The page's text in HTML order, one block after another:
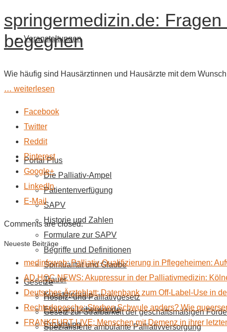
Veranstaltungen
Portal Plus
Die Palliativ-Ampel
Patientenverfügung
SAPV
Historie und Zahlen
Formulare zur SAPV
Begriffe und Definitionen
Spiritualität und Glaube
Trauer
Kunsttherapie
Ethik am Lebensende
Ernährung
Gesetze
Hospiz- und Palliativgesetz
Gesetz zur Strafbarkeit der geschäftsmäßigen
Spezialisierte ambulante Palliativversorgung
springermedizin.de:
begegnen
Wie häufig sind Hausärztinnen und Hausärzte mit dem
… weiterlesen
Facebook
Twitter
Reddit
Pinterest
Google+
LinkedIn
E-Mail
Comments are closed.
Neueste Beiträge
medinfoweb: Palliativ-Qualifizierung in Pflegeheimen:
AD HOC NEWS: Akupressur in der Palliativmedizin:
Deutsches Ärzteblatt: Datenbank zum Off-Label-Use in
Rechtsdepesche: Sterben Schwule anders? Wie
FRANKFURT LIVE: Menschen mit Demenz in ihrer